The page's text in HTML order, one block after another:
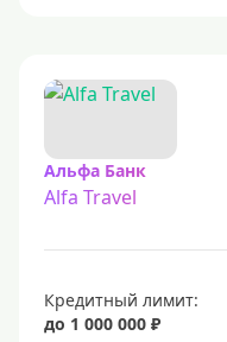
С временной
До 75 лет
До 80 лет
С 18 лет
Альфа Банк
Alfa Travel
Кредитный лимит:
до 1 000 000 ₽